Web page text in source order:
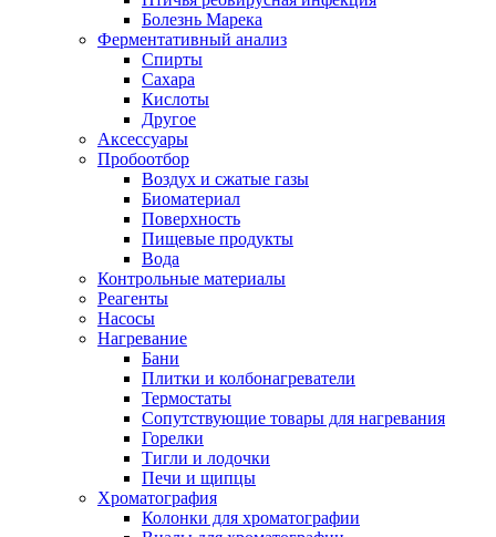
Болезнь Марека
Ферментативный анализ
Спирты
Сахара
Кислоты
Другое
Аксессуары
Пробоотбор
Воздух и сжатые газы
Биоматериал
Поверхность
Пищевые продукты
Вода
Контрольные материалы
Реагенты
Насосы
Нагревание
Бани
Плитки и колбонагреватели
Термостаты
Сопутствующие товары для нагревания
Горелки
Тигли и лодочки
Печи и щипцы
Хроматография
Колонки для хроматографии